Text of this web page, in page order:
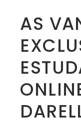
AS